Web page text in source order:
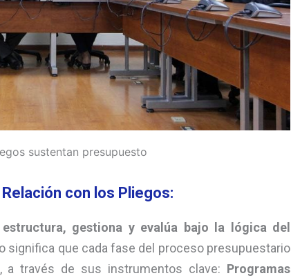
sustentan presupuesto
con los Pliegos:
estructura, gestiona y evalúa bajo la lógica del
significa que cada fase del proceso presupuestario
a través de sus instrumentos clave: Programas